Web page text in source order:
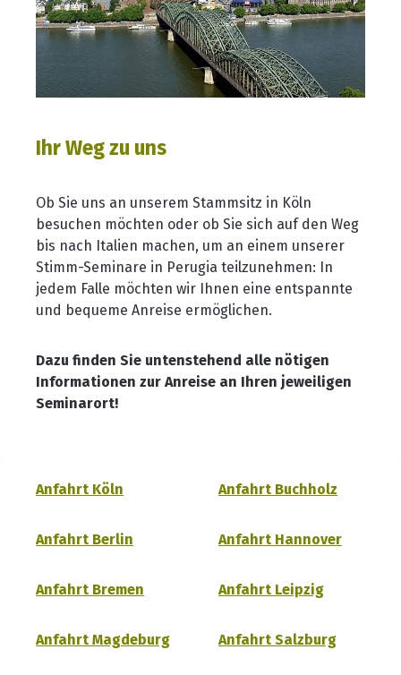
Ihr Weg zu uns
Ob Sie uns an unserem Stammsitz in Köln
besuchen möchten oder ob Sie sich auf den Weg
bis nach Italien machen, um an einem unserer
Stimm-Seminare in Perugia teilzunehmen: In
jedem Falle möchten wir Ihnen eine entspannte
und bequeme Anreise ermöglichen.
Dazu finden Sie untenstehend alle nötigen
Informationen zur Anreise an Ihren jeweiligen
Seminarort!
Anfahrt Köln
Anfahrt Berlin
Anfahrt Bremen
Anfahrt Buchholz
Anfahrt Hannover
Anfahrt Leipzig
Anfahrt Magdeburg Anfahrt Salzburg